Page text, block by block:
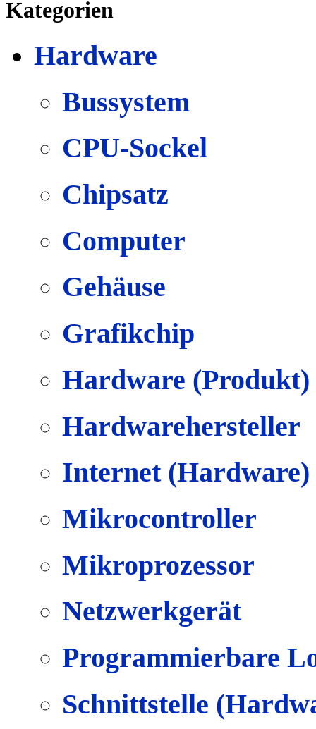
Kategorien
Hardware
Bussystem
CPU-Sockel
Chipsatz
Computer
Gehäuse
Grafikchip
Hardware (Produkt)
Hardwarehersteller
Internet (Hardware)
Mikrocontroller
Mikroprozessor
Netzwerkgerät
Programmierbare
Schnittstelle